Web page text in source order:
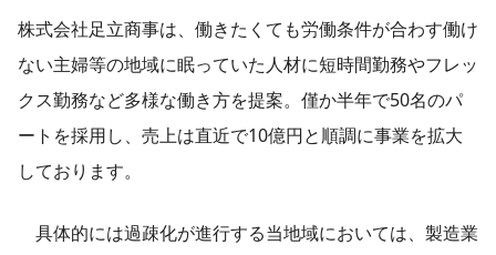
株式会社足立商事は、働きたくても労働条件が合わす働け
ない主婦等の地域に眠っていた人材に短時間勤務やフレッ
クス勤務など多様な働き方を提案。僅か半年で50名のパ
ートを採用し、売上は直近で10億円と順調に事業を拡大
しております。
具体的には過疎化が進行する当地域においては、製造業